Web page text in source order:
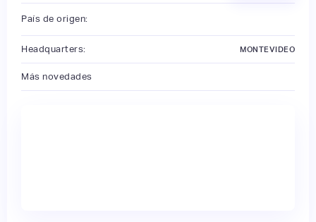
País de origen:
Headquarters: MONTEVIDEO
Más novedades